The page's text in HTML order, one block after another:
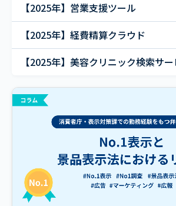
【2025年】営業支援ツール
【2025年】経費精算クラウド
【2025年】美容クリニック検索サ